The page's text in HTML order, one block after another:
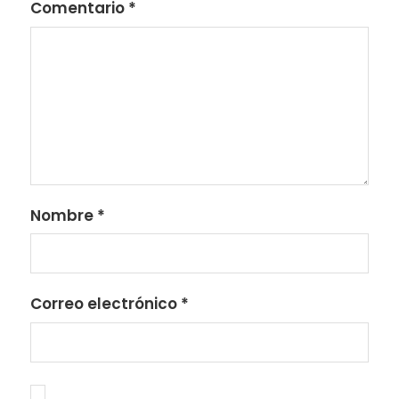
Comentario *
Nombre *
Correo electrónico *